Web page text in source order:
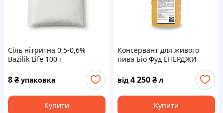
Сіль нітритна 0,5-0,6%
Bazilik Life 100 г
8₴ упаковка
Купити
Консервант для живого
пива Біо Фуд ЕНЕРДЖИ
терміну придатності | 1
літр
від 4 250₴ л
Купити